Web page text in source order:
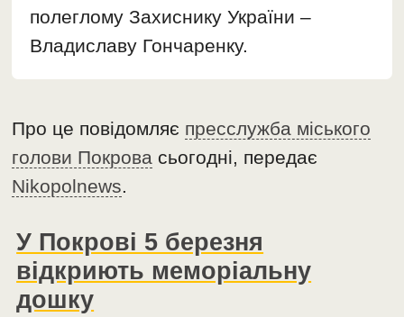
полеглому Захиснику України –
Владиславу Гончаренку.
Про це повідомляє пресслужба міського
голови Покрова сьогодні, передає
Nikopolnews.
У Покрові 5 березня
відкриють меморіальну
дошку